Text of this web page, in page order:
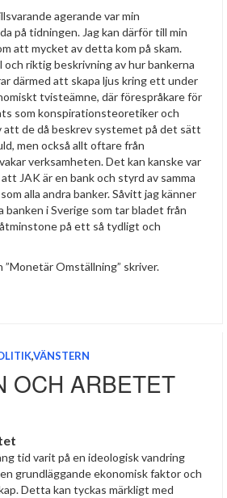
agerande var min
på tidningen. Jag kan därför till min
att mycket av detta kom på skam.
riktig beskrivning av hur bankerna
därmed att skapa ljus kring ett under
tvisteämne, där förespråkare för
som konspirationsteoretiker och
att de då beskrev systemet på det sätt
men också allt oftare från
verksamheten. Det kan kanske var
JAK är en bank och styrd av samma
alla andra banker. Såvitt jag känner
banken i Sverige som tar bladet från
på ett så tydligt och
Omställning” skriver.
,VÄNSTERN
OCH ARBETET
tid varit på en ideologisk vandring
grundläggande ekonomisk faktor och
Detta kan tyckas märkligt med